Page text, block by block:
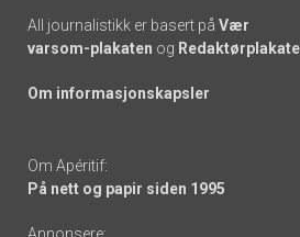
All journalistikk er basert på Vær
varsom-plakaten og
Om informasjonskapsler
Om Apéritif:
På nett og papir siden 1995